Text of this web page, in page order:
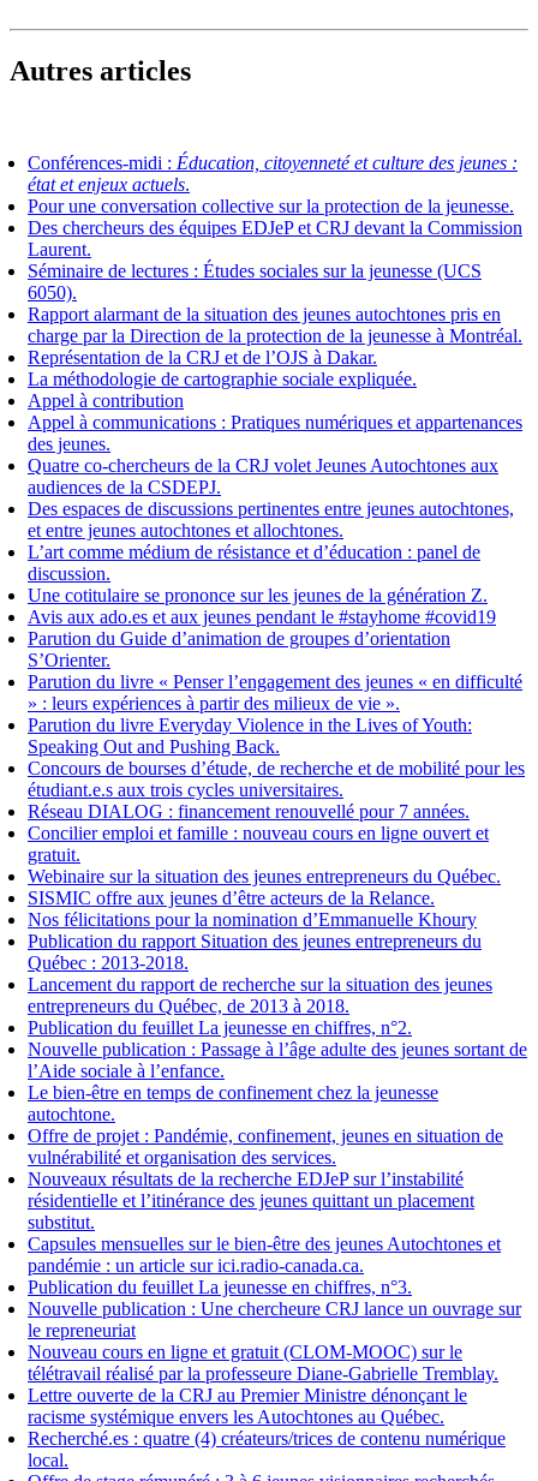
Autres articles
Conférences-midi : Éducation, citoyenneté et culture des jeunes :
état et enjeux actuels.
Pour une conversation collective sur la protection de la jeunesse.
Des chercheurs des équipes EDJeP et CRJ devant la Commission
Laurent.
Séminaire de lectures : Études sociales sur la jeunesse (UCS
6050).
Rapport alarmant de la situation des jeunes autochtones pris en
charge par la Direction de la protection de la jeunesse à Montréal.
Représentation de la CRJ et de l’OJS à Dakar.
La méthodologie de cartographie sociale expliquée.
Appel à contribution
Appel à communications : Pratiques numériques et appartenances
des jeunes.
Quatre co-chercheurs de la CRJ volet Jeunes Autochtones aux
audiences de la CSDEPJ.
Des espaces de discussions pertinentes entre jeunes autochtones,
et entre jeunes autochtones et allochtones.
L’art comme médium de résistance et d’éducation : panel de
discussion.
Une cotitulaire se prononce sur les jeunes de la génération Z.
Avis aux ado.es et aux jeunes pendant le #stayhome #covid19
Parution du Guide d’animation de groupes d’orientation
S’Orienter.
Parution du livre « Penser l’engagement des jeunes « en difficulté
» : leurs expériences à partir des milieux de vie ».
Parution du livre Everyday Violence in the Lives of Youth:
Speaking Out and Pushing Back.
Concours de bourses d’étude, de recherche et de mobilité pour les
étudiant.e.s aux trois cycles universitaires.
Réseau DIALOG : financement renouvellé pour 7 années.
Concilier emploi et famille : nouveau cours en ligne ouvert et
gratuit.
Webinaire sur la situation des jeunes entrepreneurs du Québec.
SISMIC offre aux jeunes d’être acteurs de la Relance.
Nos félicitations pour la nomination d’Emmanuelle Khoury
Publication du rapport Situation des jeunes entrepreneurs du
Québec : 2013-2018.
Lancement du rapport de recherche sur la situation des jeunes
entrepreneurs du Québec, de 2013 à 2018.
Publication du feuillet La jeunesse en chiffres, n°2.
Nouvelle publication : Passage à l’âge adulte des jeunes sortant de
l’Aide sociale à l’enfance.
Le bien-être en temps de confinement chez la jeunesse
autochtone.
Offre de projet : Pandémie, confinement, jeunes en situation de
vulnérabilité et organisation des services.
Nouveaux résultats de la recherche EDJeP sur l’instabilité
résidentielle et l’itinérance des jeunes quittant un placement
substitut.
Capsules mensuelles sur le bien-être des jeunes Autochtones et
pandémie : un article sur ici.radio-canada.ca.
Publication du feuillet La jeunesse en chiffres, n°3.
Nouvelle publication : Une chercheure CRJ lance un ouvrage sur
le repreneuriat
Nouveau cours en ligne et gratuit (CLOM-MOOC) sur le
télétravail réalisé par la professeure Diane-Gabrielle Tremblay.
Lettre ouverte de la CRJ au Premier Ministre dénonçant le
racisme systémique envers les Autochtones au Québec.
Recherché.es : quatre (4) créateurs/trices de contenu numérique
local.